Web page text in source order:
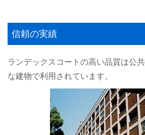
信頼の実績
ランデックスコートの高い品質は公
な建物で利用されています。